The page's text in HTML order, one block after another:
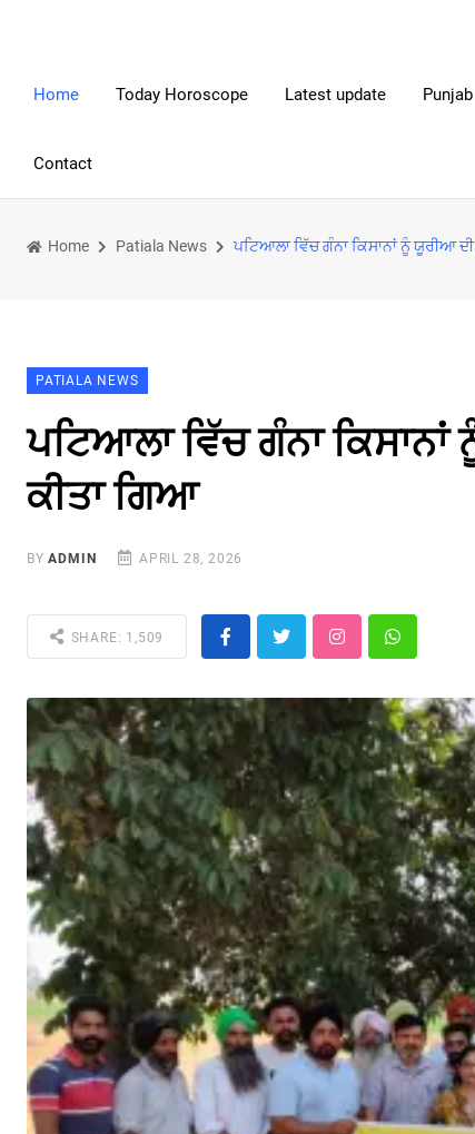
Home Today Horoscope Latest update Punjab
Contact
Home Patiala News ਪਟਿਆਲਾ ਵਿੱਚ ਗੰਨਾ ਕਿਸਾਨਾਂ ਨੂੰ ਯੂਰੀਆ
PATIALA NEWS
ਪਟਿਆਲਾ ਵਿੱਚ ਗੰਨਾ
ਕੀਤਾ ਗਿਆ
BYADMIN APRIL 28, 2026
SHARE: 1,509